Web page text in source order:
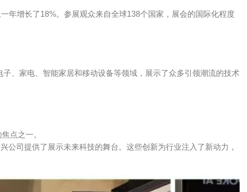
年增长了18%。参展观众来自全球138个国家，展会的国际化程度
、家电、智能家居和移动设备等领域，展示了众多引领潮流的技术
点之一。
司提供了展示未来科技的舞台。这些创新为行业注入了新动力，